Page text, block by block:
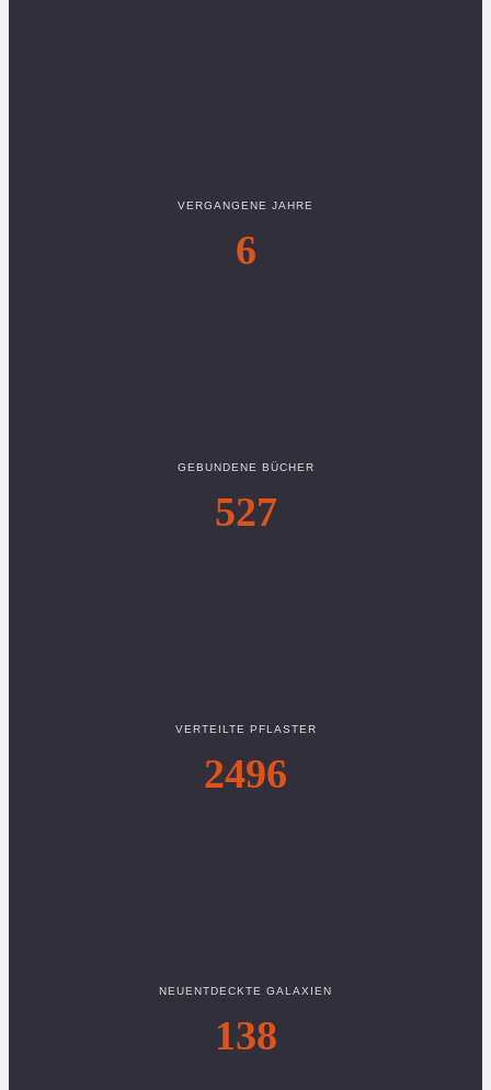
VERGANGENE JAHRE
6
GEBUNDENE BÜCHER
527
VERTEILTE PFLASTER
2496
NEUENTDECKTE GALAXIEN
138